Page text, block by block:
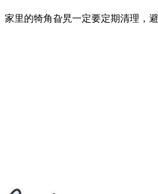
里的犄角旮旯一定要定期清理，